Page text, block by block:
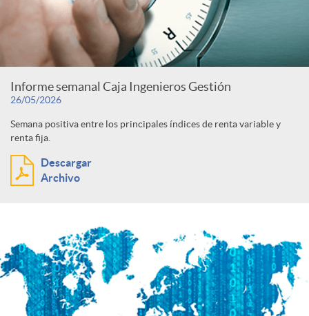
Informe semanal Caja Ingenieros Gestión
26/05/2026
Semana positiva entre los principales índices de renta variable y
renta fija.
Descargar
Archivo